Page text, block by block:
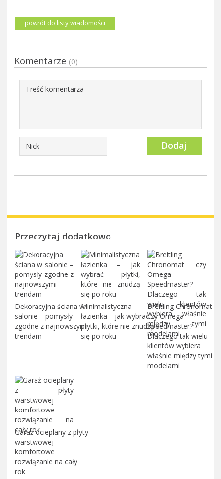
powrót do listy wiadomości
Komentarze (0)
Dodaj
Przeczytaj dodatkowo
Dekoracyjna ściana w
salonie – pomysły
zgodne z najnowszymi
trendam
Minimalistyczna
łazienka – jak wybrać
płytki, które nie znudzą
się po roku
Breitling Chronomat
czy Omega
Speedmaster?
Dlaczego tak wielu
klientów wybiera
właśnie między tymi
modelami
Garaż ocieplany z płyty
warstwowej –
komfortowe
rozwiązanie na cały
rok